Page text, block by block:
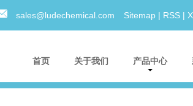
sales@ludechemical.com Sitemap| RSS|
首页 关于我们 产品中心